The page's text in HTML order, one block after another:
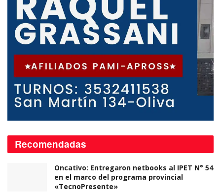
Recomendadas
Oncativo: Entregaron netbooks al IPET N° 54
en el marco del programa provincial
«TecnoPresente»